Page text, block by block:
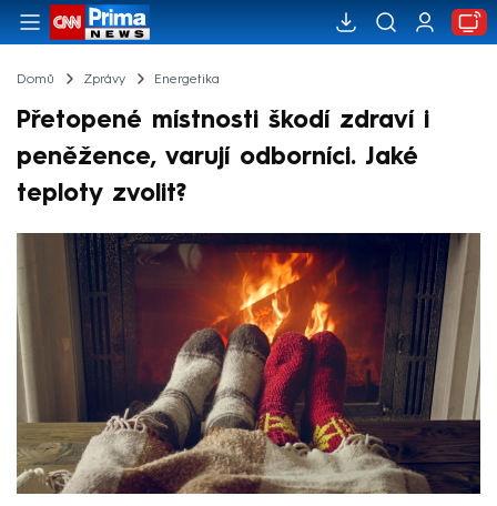
Domů Zprávy Energetika
Přetopené místnosti škodí zdraví i
peněžence, varují odborníci. Jaké
teploty zvolit?